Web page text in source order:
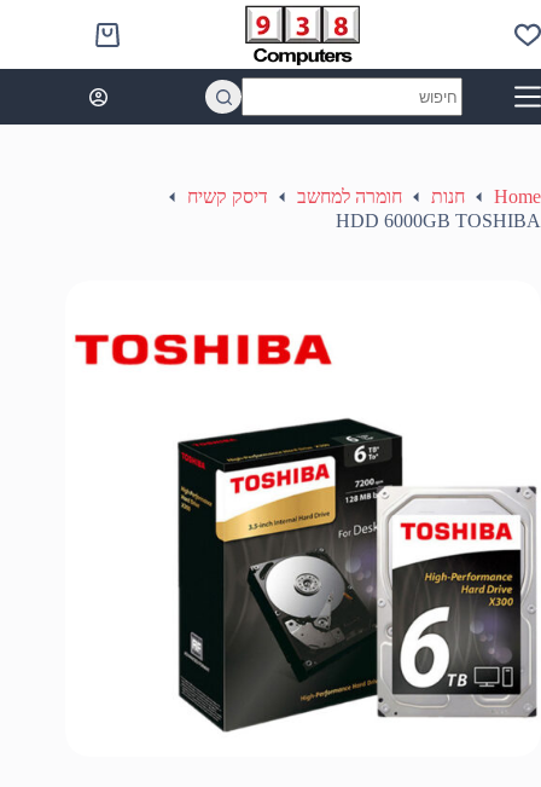
to
content
Shopping
cart
results
Home חנות חומרה למחשב
דיסק קשיח
HDD 6000GB TOSHIBA